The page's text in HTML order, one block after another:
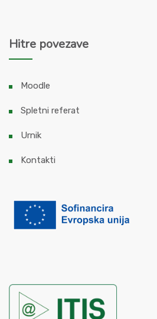
Hitre povezave
Moodle
Spletni referat
Urnik
Kontakti